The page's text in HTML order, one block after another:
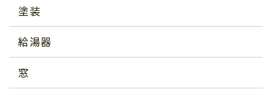
塗装
給湯器
窓